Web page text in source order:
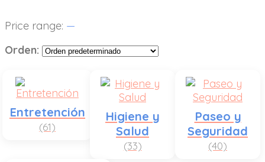
Price range: —
Orden:
Entretención
(61)
Higiene y
Salud
(33)
Paseo y
Seguridad
(40)